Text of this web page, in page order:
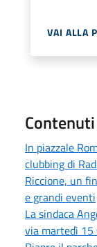
VAI ALLA
In piazzale
clubbing di
Riccione, un
e grandi eventi
La sindaca
via martedì 15